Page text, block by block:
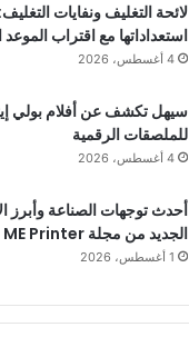
لائحة التغليف ونفايات
استعداداتها مع اقتراب الموعد
4 أغسطس، 2026
سيهل تكشف عن أفلام بولي
للملصقات الرقمية
4 أغسطس، 2026
أحدث توجهات الصناعة وأبرز
الجديد من مجلة ME Printer
1 أغسطس، 2026